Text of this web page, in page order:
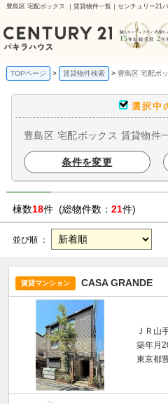
豊島区 宅配ボックス ｜賃貸物件一覧｜センチュリー21
TOPページ 賃貸物件検索 豊島区 宅配ボ
選択中
豊島区 宅配ボックス 賃貸物件
条件を変更
棟数18件 (総物件数： 21件)
並び順 ：
賃貸マンション CASA GRANDE
ＪＲ山
築年月
東京都